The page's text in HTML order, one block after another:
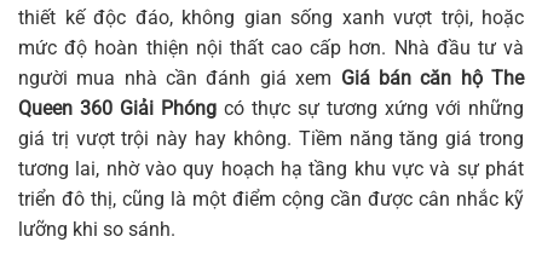
thiết kế độc đáo, không gian sống xanh vượt trội, hoặc
mức độ hoàn thiện nội thất cao cấp hơn. Nhà đầu tư và
người mua nhà cần đánh giá xem Giá bán căn hộ The
Queen 360 Giải Phóng có thực sự tương xứng với những
giá trị vượt trội này hay không. Tiềm năng tăng giá trong
tương lai, nhờ vào quy hoạch hạ tầng khu vực và sự phát
triển đô thị, cũng là một điểm cộng cần được cân nhắc kỹ
lưỡng khi so sánh.